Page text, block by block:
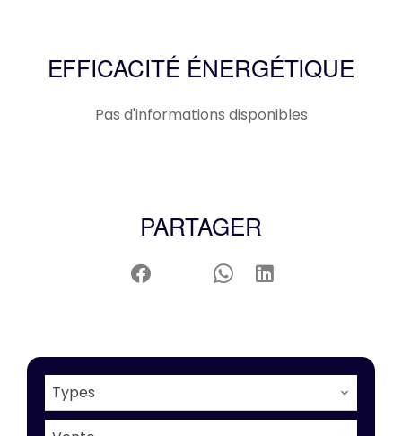
EFFICACITÉ ÉNERGÉTIQUE
Pas d'informations disponibles
PARTAGER
Types